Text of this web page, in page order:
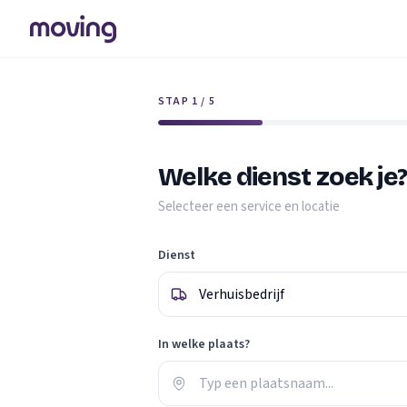
STAP 1 / 5
Welke dienst zoek je?
Selecteer een service en locatie
Dienst
In welke plaats?